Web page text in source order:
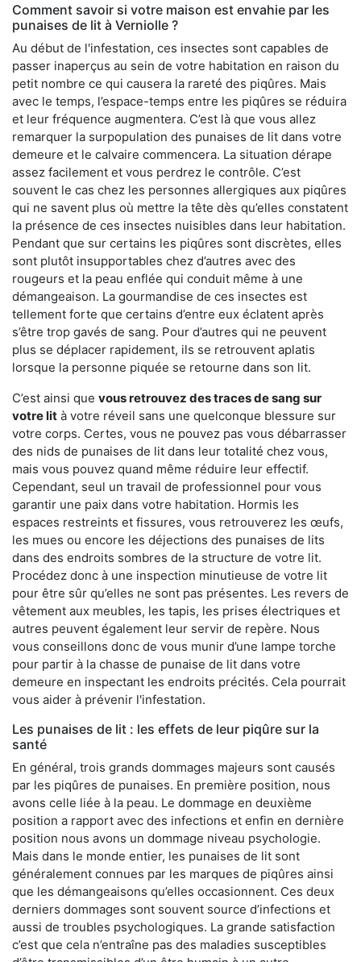
Comment savoir si votre maison est envahie par les
punaises de lit à Verniolle ?
Au début de l'infestation, ces insectes sont capables de
passer inaperçus au sein de votre habitation en raison du
petit nombre ce qui causera la rareté des piqûres. Mais
avec le temps, l’espace-temps entre les piqûres se réduira
et leur fréquence augmentera. C’est là que vous allez
remarquer la surpopulation des punaises de lit dans votre
demeure et le calvaire commencera. La situation dérape
assez facilement et vous perdrez le contrôle. C’est
souvent le cas chez les personnes allergiques aux piqûres
qui ne savent plus où mettre la tête dès qu’elles constatent
la présence de ces insectes nuisibles dans leur habitation.
Pendant que sur certains les piqûres sont discrètes, elles
sont plutôt insupportables chez d’autres avec des
rougeurs et la peau enflée qui conduit même à une
démangeaison. La gourmandise de ces insectes est
tellement forte que certains d’entre eux éclatent après
s’être trop gavés de sang. Pour d’autres qui ne peuvent
plus se déplacer rapidement, ils se retrouvent aplatis
lorsque la personne piquée se retourne dans son lit.
C’est ainsi que vous retrouvez des traces de sang sur
votre lit à votre réveil sans une quelconque blessure sur
votre corps. Certes, vous ne pouvez pas vous débarrasser
des nids de punaises de lit dans leur totalité chez vous,
mais vous pouvez quand même réduire leur effectif.
Cependant, seul un travail de professionnel pour vous
garantir une paix dans votre habitation. Hormis les
espaces restreints et fissures, vous retrouverez les œufs,
les mues ou encore les déjections des punaises de lits
dans des endroits sombres de la structure de votre lit.
Procédez donc à une inspection minutieuse de votre lit
pour être sûr qu’elles ne sont pas présentes. Les revers de
vêtement aux meubles, les tapis, les prises électriques et
autres peuvent également leur servir de repère. Nous
vous conseillons donc de vous munir d’une lampe torche
pour partir à la chasse de punaise de lit dans votre
demeure en inspectant les endroits précités. Cela pourrait
vous aider à prévenir l'infestation.
Les punaises de lit : les effets de leur piqûre sur la
santé
En général, trois grands dommages majeurs sont causés
par les piqûres de punaises. En première position, nous
avons celle liée à la peau. Le dommage en deuxième
position a rapport avec des infections et enfin en dernière
position nous avons un dommage niveau psychologie.
Mais dans le monde entier, les punaises de lit sont
généralement connues par les marques de piqûres ainsi
que les démangeaisons qu’elles occasionnent. Ces deux
derniers dommages sont souvent source d’infections et
aussi de troubles psychologiques. La grande satisfaction
c’est que cela n’entraîne pas des maladies susceptibles